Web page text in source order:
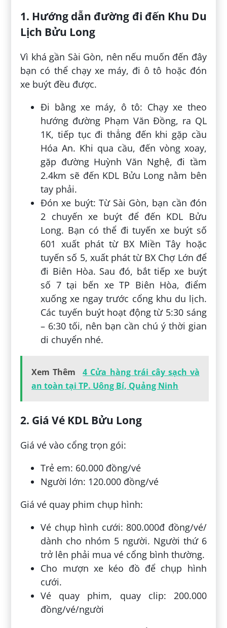
1. Hướng dẫn đường đi đến Khu Du
Lịch Bửu Long
Vì khá gần Sài Gòn, nên nếu muốn đến đây
bạn có thể chạy xe máy, đi ô tô hoặc đón
xe buýt đều được.
Đi bằng xe máy, ô tô: Chạy xe theo
hướng đường Phạm Văn Đồng, ra QL
1K, tiếp tục đi thẳng đến khi gặp cầu
Hóa An. Khi qua cầu, đến vòng xoay,
gặp đường Huỳnh Văn Nghệ, đi tầm
2.4km sẽ đến KDL Bửu Long nằm bên
tay phải.
Đón xe buýt: Từ Sài Gòn, bạn cần đón
2 chuyến xe buýt để đến KDL Bửu
Long. Bạn có thể đi tuyến xe buýt số
601 xuất phát từ BX Miền Tây hoặc
tuyến số 5, xuất phát từ BX Chợ Lớn để
đi Biên Hòa. Sau đó, bắt tiếp xe buýt
số 7 tại bến xe TP Biên Hòa, điểm
xuống xe ngay trước cổng khu du lịch.
Các tuyến buýt hoạt động từ 5:30 sáng
– 6:30 tối, nên bạn cần chú ý thời gian
di chuyển nhé.
Xem Thêm
4 Cửa hàng trái cây sạch và
an toàn tại TP. Uông Bí, Quảng Ninh
2. Giá Vé KDL Bửu Long
Giá vé vào cổng trọn gói:
Trẻ em: 60.000 đồng/vé
Người lớn: 120.000 đồng/vé
Giá vé quay phim chụp hình:
Vé chụp hình cưới: 800.000đ đồng/vé/
dành cho nhóm 5 người. Người thứ 6
trở lên phải mua vé cổng bình thường.
Cho mượn xe kéo đồ để chụp hình
cưới.
Vé quay phim, quay clip: 200.000
đồng/vé/người